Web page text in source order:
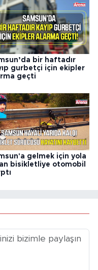
bir haftadır
gurbetçi için ekipler
geçti
gelmek için yola
bisikletliye otomobil